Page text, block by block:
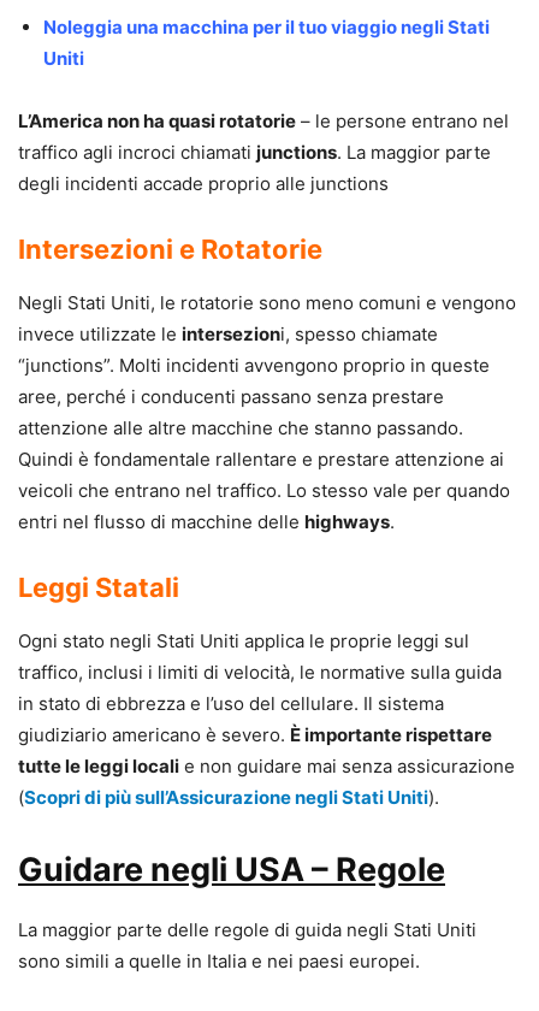
Noleggia una macchina per il tuo viaggio negli Stati
Uniti
L’America non ha quasi rotatorie – le persone entrano nel
traffico agli incroci chiamati junctions. La maggior parte
degli incidenti accade proprio alle junctions
Intersezioni e Rotatorie
Negli Stati Uniti, le rotatorie sono meno comuni e vengono
invece utilizzate le intersezioni, spesso chiamate
“junctions”. Molti incidenti avvengono proprio in queste
aree, perché i conducenti passano senza prestare
attenzione alle altre macchine che stanno passando.
Quindi è fondamentale rallentare e prestare attenzione ai
veicoli che entrano nel traffico. Lo stesso vale per quando
entri nel flusso di macchine delle highways.
Leggi Statali
Ogni stato negli Stati Uniti applica le proprie leggi sul
traffico, inclusi i limiti di velocità, le normative sulla guida
in stato di ebbrezza e l’uso del cellulare. Il sistema
giudiziario americano è severo. È importante rispettare
tutte le leggi locali e non guidare mai senza assicurazione
(Scopri di più sull’Assicurazione negli Stati Uniti).
Guidare negli USA – Regole
La maggior parte delle regole di guida negli Stati Uniti
sono simili a quelle in Italia e nei paesi europei.